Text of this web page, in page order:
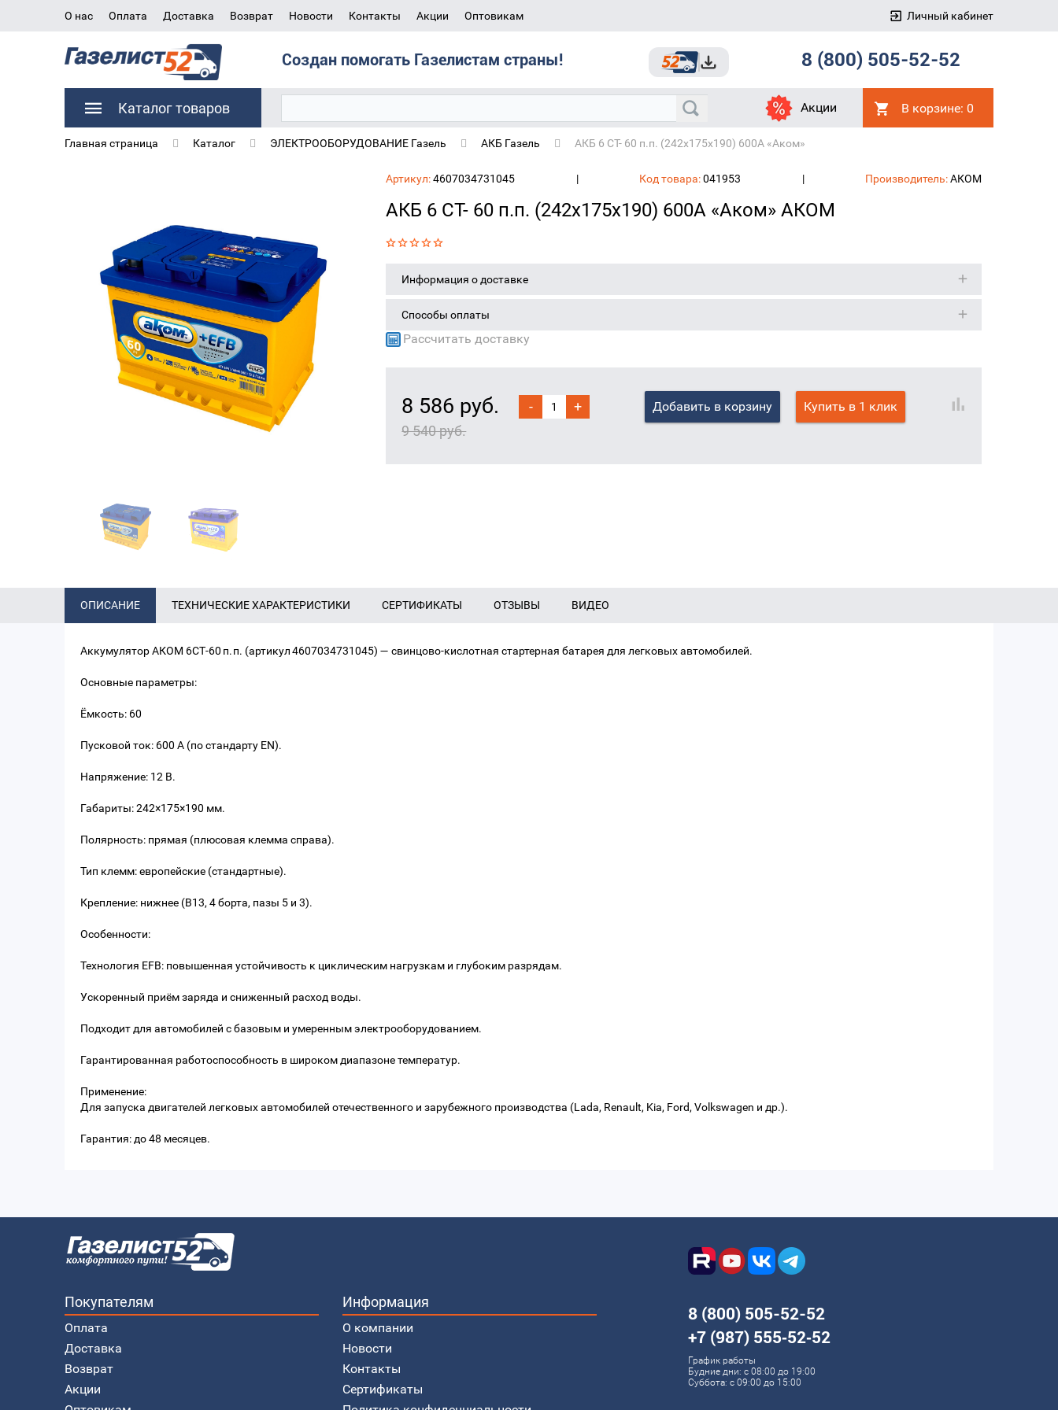
О нас Оплата Доставка Возврат Новости Контакты Акции Оптовикам Личный кабинет
Создан помогать Газелистам страны! 8 (800) 505-52-52
Каталог товаров Акции В корзине: 0
Главная страница Каталог ЭЛЕКТРООБОРУДОВАНИЕ Газель АКБ Газель АКБ 6 СТ- 60 п.п. (242x175x190) 600A «Аком»
Артикул:4607034731045 | Код товара:041953 | Производитель:АКОМ
АКБ 6 СТ- 60 п.п. (242x175x190) 600A «Аком» АКОМ
Информация о доставке
Способы оплаты
Рассчитать доставку
8 586 руб.
9 540 руб.
- + Добавить в корзину Купить в 1 клик
ОПИСАНИЕ ТЕХНИЧЕСКИЕ ХАРАКТЕРИСТИКИ СЕРТИФИКАТЫ ОТЗЫВЫ ВИДЕО
Аккумулятор АКОМ 6СТ‑60 п. п. (артикул 4607034731045) — свинцово‑кислотная стартерная батарея для легковых автомобилей.
Основные параметры:
Ёмкость: 60
Пусковой ток: 600 А (по стандарту EN).
Напряжение: 12 В.
Габариты: 242×175×190 мм.
Полярность: прямая (плюсовая клемма справа).
Тип клемм: европейские (стандартные).
Крепление: нижнее (B13, 4 борта, пазы 5 и 3).
Особенности:
Технология EFB: повышенная устойчивость к циклическим нагрузкам и глубоким разрядам.
Ускоренный приём заряда и сниженный расход воды.
Подходит для автомобилей с базовым и умеренным электрооборудованием.
Гарантированная работоспособность в широком диапазоне температур.
Применение:
Для запуска двигателей легковых автомобилей отечественного и зарубежного производства (Lada, Renault, Kia, Ford, Volkswagen и др.).
Гарантия: до 48 месяцев.
Покупателям
Оплата
Доставка
Возврат
Акции
Информация
О компании
Новости
Контакты
Сертификаты
8 (800) 505-52-52
+7 (987) 555‑52‑52
График работы
Будние дни: с 08:00 до 19:00
Суббота: с 09:00 до 15:00